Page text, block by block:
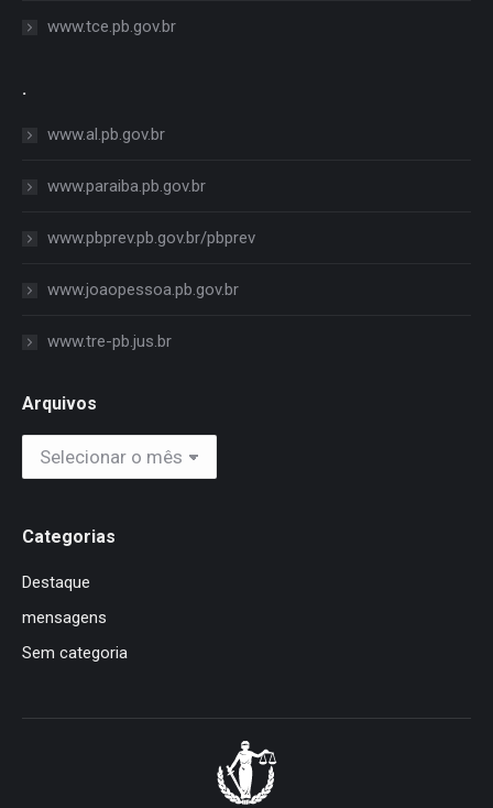
www.tce.pb.gov.br
.
www.al.pb.gov.br
www.paraiba.pb.gov.br
www.pbprev.pb.gov.br/pbprev
www.joaopessoa.pb.gov.br
www.tre-pb.jus.br
Arquivos
Arquivos
Categorias
Destaque
mensagens
Sem categoria